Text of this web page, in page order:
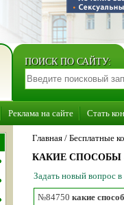
ПОИСК ПО САЙТУ:
Реклама на сайте Стать
Главная / Бесплатные
КАКИЕ СПОСОБЫ
Задать новый вопрос
№84750 какие